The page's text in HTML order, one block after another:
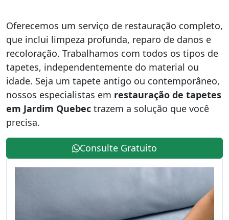
Oferecemos um serviço de restauração completo,
que inclui limpeza profunda, reparo de danos e
recoloração. Trabalhamos com todos os tipos de
tapetes, independentemente do material ou
idade. Seja um tapete antigo ou contemporâneo,
nossos especialistas em restauração de tapetes
em Jardim Quebec trazem a solução que você
precisa.
Consulte Gratuito